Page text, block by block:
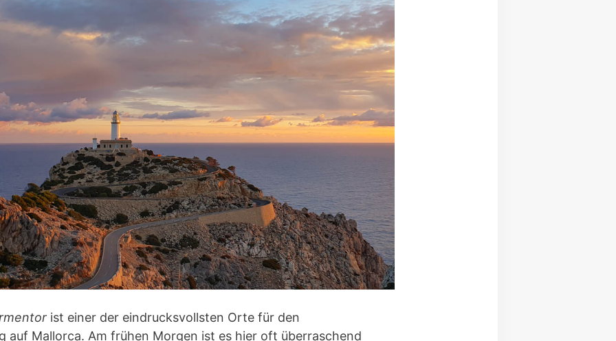
ist einer der eindrucksvollsten Orte für den
auf Mallorca. Am frühen Morgen ist es hier oft überraschend